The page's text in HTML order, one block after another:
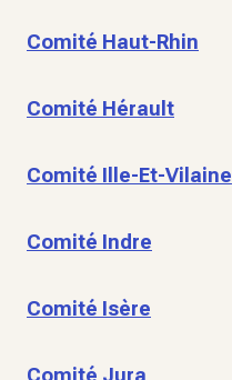
Comité Haut-Rhin
Comité Hérault
Comité Ille-Et-Vilaine
Comité Indre
Comité Isère
Comité Jura